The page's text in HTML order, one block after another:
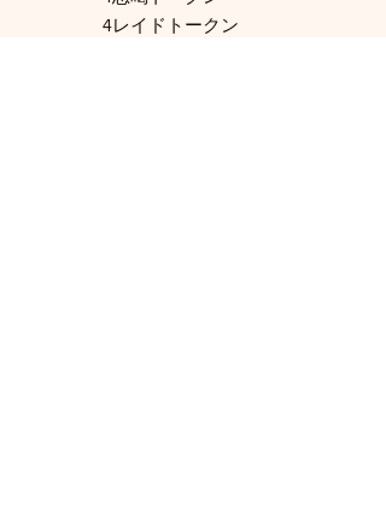
4レイドトークン